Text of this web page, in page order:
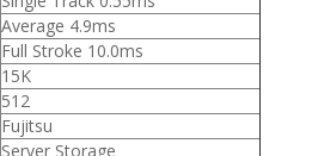
Average 4.9ms
Full Stroke 10.0ms
15K
512
Fujitsu
Server Storage